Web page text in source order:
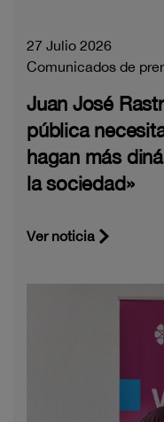
27 Julio 2026
Comunicados de
Juan José
pública
hagan más
la sociedad»
Ver noticia